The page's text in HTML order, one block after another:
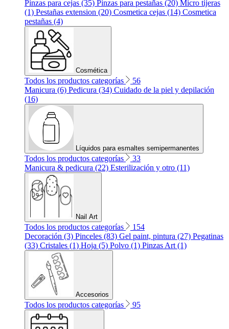
Pinzas para cejas (35) Pinzas para pestañas (20) Micro tijeras
(1) Pestañas extension (20) Cosmetica cejas (14) Cosmetica
pestañas (4)
Cosmética
Todos los productos categorías
56
Manicura (6) Pedicura (34) Cuidado de la piel y depilación
(16)
Líquidos para esmaltes semipermanentes
Todos los productos categorías
33
Manicura & pedicura (22) Esterilización y otro (11)
Nail Art
Todos los productos categorías
154
Decoración (3) Pinceles (83) Gel paint, pintura (27) Pegatinas
(33) Cristales (1) Hoja (5) Polvo (1) Pinzas Art (1)
Accesorios
Todos los productos categorías 95